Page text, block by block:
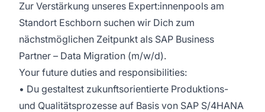
Zur Verstärkung unseres Expert:innenpools am
Standort Eschborn suchen wir Dich zum
nächstmöglichen Zeitpunkt als SAP Business
Partner – Data Migration (m/w/d).
Your future duties and responsibilities:
• Du gestaltest zukunftsorientierte Produktions-
und Qualitätsprozesse auf Basis von SAP S/4HANA